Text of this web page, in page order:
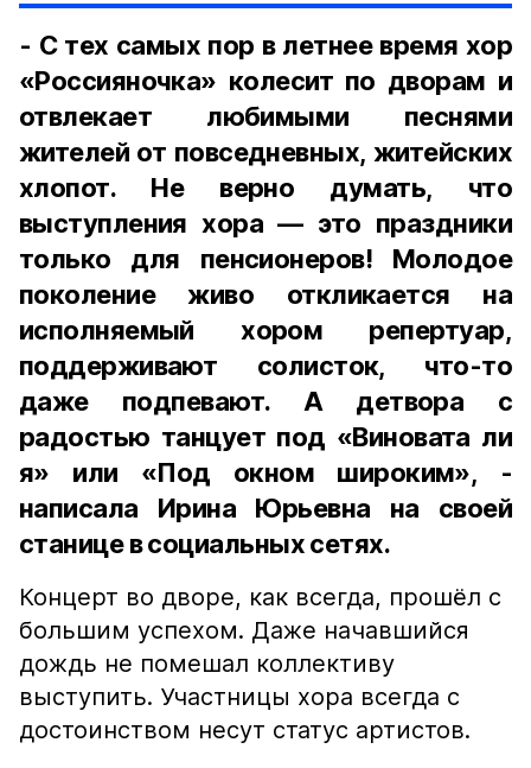
- С тех самых пор в летнее время хор
«Россияночка» колесит по дворам и
отвлекает любимыми песнями
жителей от повседневных, житейских
хлопот. Не верно думать, что
выступления хора — это праздники
только для пенсионеров! Молодое
поколение живо откликается на
исполняемый хором репертуар,
поддерживают солисток, что-то
даже подпевают. А детвора с
радостью танцует под «Виновата ли
я» или «Под окном широким», -
написала Ирина Юрьевна на своей
станице в социальных сетях.
Концерт во дворе, как всегда, прошёл с
большим успехом. Даже начавшийся
дождь не помешал коллективу
выступить. Участницы хора всегда с
достоинством несут статус артистов.